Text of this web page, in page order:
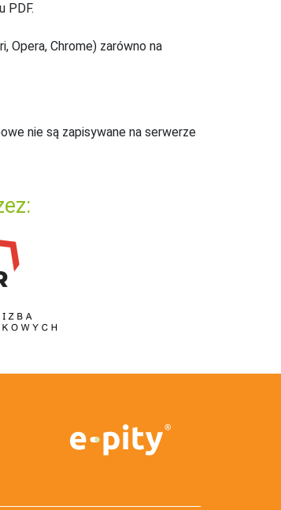
PDF.
Opera, Chrome) zarówno na
nie są zapisywane na serwerze